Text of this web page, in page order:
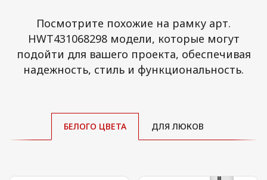
Посмотрите похожие на рамку арт.
HWT431068298 модели, которые могут
подойти для вашего проекта, обеспечивая
надежность, стиль и функциональность.
БЕЛОГО ЦВЕТА ДЛЯ ЛЮКОВ